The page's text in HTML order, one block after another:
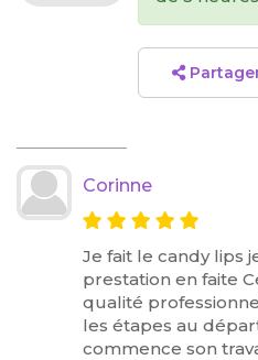
Corinne
Je fait le candy lips
prestation en faite
qualité
les étapes au
commence son